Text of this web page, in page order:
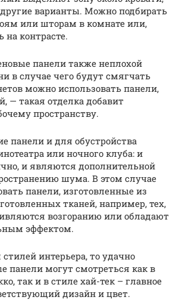
варианты. Можно подбирать
или шторам в комнате или,
на контрасте.
панели также неплохой
в случае чего будут смягчать
можно использовать панели,
— такая отделка добавит
пространству.
панели и для обустройства
или ночного клуба: и
и являются дополнительной
шума. В этом случае
панели, изготовленные из
тканей, например, тех,
возгоранию или обладают
эффектом.
интерьера, то удачно
панели могут смотреться как в
так и в стиле хай-тек – главное
дизайн и цвет.